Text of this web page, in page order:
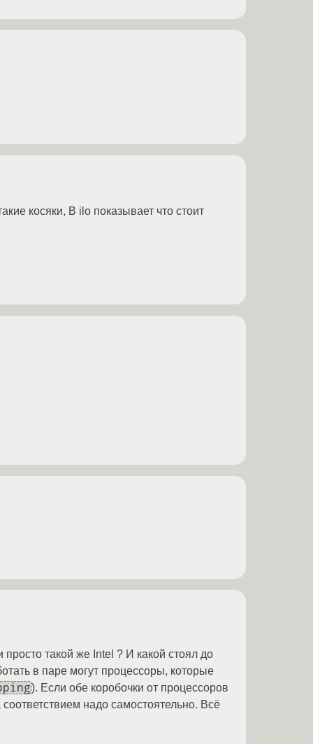
косяки, В ilo показывает что стоит
такой же Intel ? И какой стоял до
в паре могут процессоры, которые
). Если обе коробочки от процессоров
надо самостоятельно. Всё